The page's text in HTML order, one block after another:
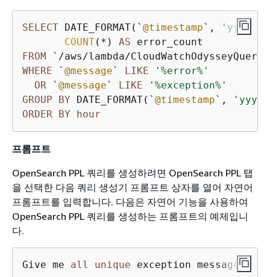
SELECT DATE_FORMAT(` @timestamp`,
'yyyy-
COUNT( * ) AS
FROM ` /aws /lambda/
WHERE ` @message` LIKE
'%error%'
OR ` @message` LIKE
'%exception%'
GROUP
BY DATE_FORMAT(` @timestamp`,
'yyyy-
ORDER
BY hour
프롬프트
OpenSearch PPL 쿼리를 생성하려면 OpenSearch PPL 탭
을 선택한 다음 쿼리 생성기 프롬프트 상자를 열어 자연어
프롬프트를 입력합니다. 다음은 자연어 기능을 사용하여
OpenSearch PPL 쿼리를 생성하는 프롬프트의 예제입니
다.
Give me all unique exception messages